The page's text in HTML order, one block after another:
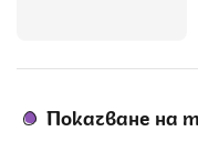
Покачване на